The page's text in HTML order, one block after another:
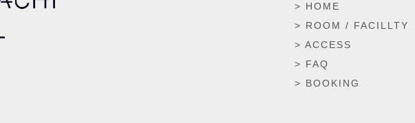
> HOME
> ROOM / FACILLTY
> ACCESS
> FAQ
> BOOKING